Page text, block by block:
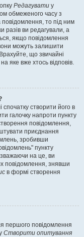
Редагувати у
обмеженого часу з
то під ним
разів ви редагували, а
якщо повідомлення
можуть залишити
що звичайні
яке вже хтось відповів.
створити його в
галочку напроти пункту
повідомлення,
приєднання
зробивши
пункту
на це, ви
повідомлення, знявши
в формі створення
першого повідомлення
Створити опитування